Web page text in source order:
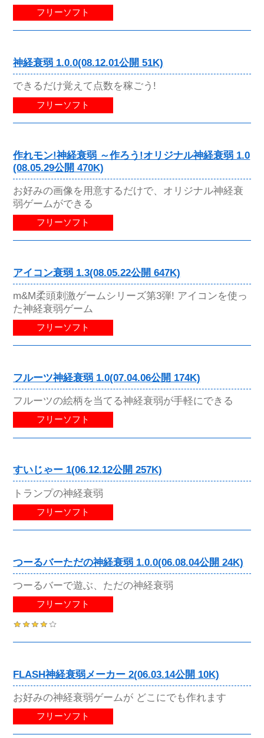
フリーソフト
神経衰弱 1.0.0(08.12.01公開 51K)
できるだけ覚えて点数を稼ごう!
フリーソフト
作れモン!神経衰弱 ～作ろう!オリジナル神経衰弱 1.0
(08.05.29公開 470K)
お好みの画像を用意するだけで、オリジナル神経衰
弱ゲームができる
フリーソフト
アイコン衰弱 1.3(08.05.22公開 647K)
m&M柔頭刺激ゲームシリーズ第3弾! アイコンを使っ
た神経衰弱ゲーム
フリーソフト
フルーツ神経衰弱 1.0(07.04.06公開 174K)
フルーツの絵柄を当てる神経衰弱が手軽にできる
フリーソフト
すいじゃー 1(06.12.12公開 257K)
トランプの神経衰弱
フリーソフト
つーるバーただの神経衰弱 1.0.0(06.08.04公開 24K)
つーるバーで遊ぶ、ただの神経衰弱
フリーソフト
FLASH神経衰弱メーカー 2(06.03.14公開 10K)
お好みの神経衰弱ゲームが どこにでも作れます
フリーソフト